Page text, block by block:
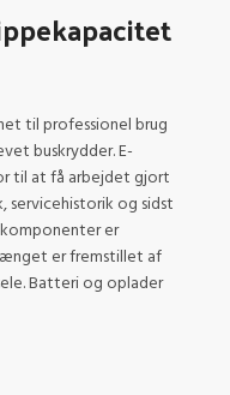
til professionel brug
buskrydder. E-
til at få arbejdet gjort
og sidst
er
er fremstillet af
Batteri og oplader